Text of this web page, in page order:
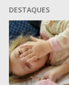
DESTAQUES